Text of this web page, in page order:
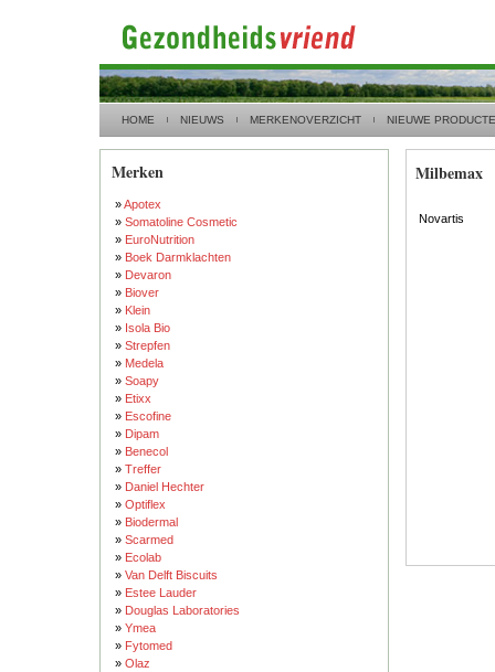
HOME NIEUWS MERKENOVERZICHT NIEUWE
Merken
»Apotex
» Somatoline Cosmetic
» EuroNutrition
» Boek Darmklachten
» Devaron
» Biover
» Klein
» Isola Bio
» Strepfen
» Medela
» Soapy
» Etixx
» Escofine
» Dipam
» Benecol
» Treffer
» Daniel Hechter
» Optiflex
» Biodermal
» Scarmed
» Ecolab
» Van Delft Biscuits
» Estee Lauder
» Douglas Laboratories
» Ymea
» Fytomed
» Olaz
Milbemax
Novartis